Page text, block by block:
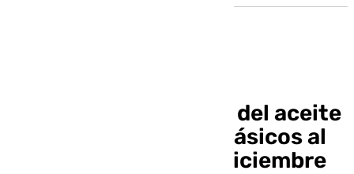
El Gobierno fija el IVA del aceite
de oliva y alimentos básicos al
2% desde octubre a diciembre